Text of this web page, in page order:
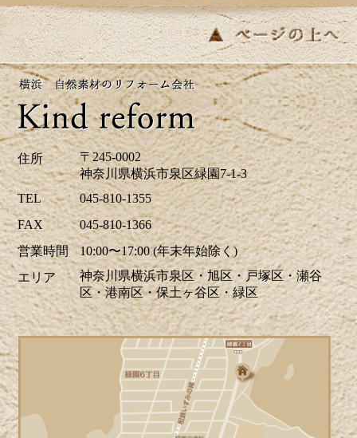
2026/05/27
皆さま、こんにちは。夏のように暑い日
があり体調管理が難しいですね。横浜市
K区E様邸のバス・洗面のリフォーム事例
をアップ致しましたのでご覧下さい。お
見積り、ご相談は無料です。お気軽にお
問合せ下さい。
2026/04/24
ツツジの花が街を鮮やかに彩り、お出か
けにも最適な季節ですね。当社はゴール
デンウイーク中も休まず営業しておりま
す。リフォームに関するご相談、お見積
りなどお気軽にお問い合わせください。
ホームページでは、H区M様邸のキッチ
リフォーム、A区N様邸の玄関ドアリフォ
ーム事例を掲載致しました。リフォーム
のご参考に是非ご覧ください。皆様から
のお問合せをお待ちしております。
住所
〒245-0002
神奈川県横浜市泉区緑園7-1-3
TEL
045-810-1355
FAX
045-810-1366
営業時間
10:00〜17:00 (年末年始除く)
エリア
神奈川県横浜市泉区・旭区・戸塚区・瀬谷
区・港南区・保土ヶ谷区・緑区